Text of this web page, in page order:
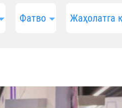
Фатво Жаҳолатга